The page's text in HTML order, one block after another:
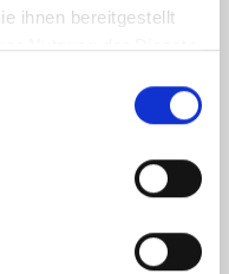
ihnen bereitgestellt
Nutzung der Dienste